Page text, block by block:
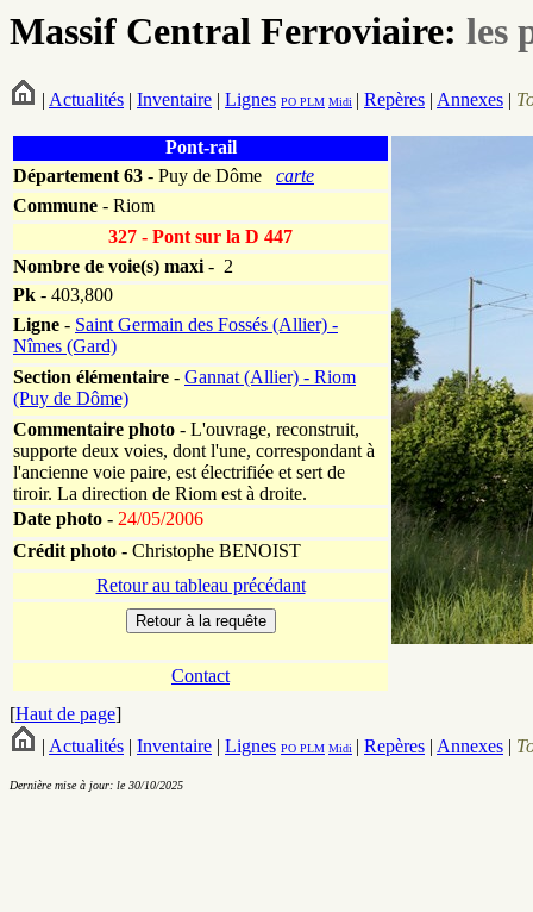
Massif Central Ferroviaire: les
| Actualités | Inventaire | Lignes PO PLM Midi | Repères | Annexes |
Pont-rail
Département63 - Puy de Dôme carte
Commune - Riom
327 - Pont sur la D 447
Nombre de voie(s) maxi- 2
Pk - 403,800
Ligne - Saint Germain des Fossés (Allier) -
Nîmes (Gard)
Section élémentaire - Gannat (Allier) - Riom
(Puy de Dôme)
Commentaire photo - L'ouvrage, reconstruit,
supporte deux voies, dont l'une, correspondant à
l'ancienne voie paire, est électrifiée et sert de
tiroir. La direction de Riom est à droite.
Date photo - 24/05/2006
Crédit photo - Christophe BENOIST
Retour au tableau précédant
Contact
[Haut de page]
| Actualités | Inventaire | Lignes PO PLM Midi | Repères | Annexes |
Dernière mise à jour: le 30/10/2025